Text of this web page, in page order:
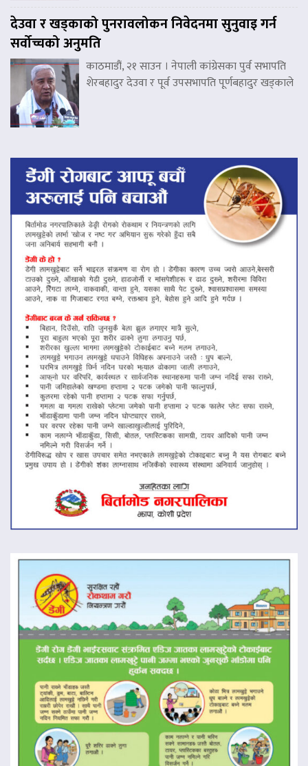
देउवा र खड्काको पुनरावलोकन निवेदनमा सुनुवाइ गर्न
सर्वोच्चको अनुमति
काठमाडौं, २१ साउन । नेपाली कांग्रेसका पुर्व सभापति
शेरबहादुर देउवा र पूर्व उपसभापति पूर्णबहादुर खड्काले